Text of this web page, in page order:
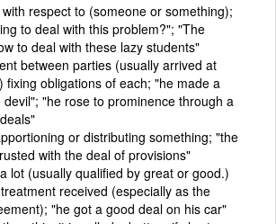
respect to (someone or something);
to deal with this problem?"; "The
to deal with these lazy students"
between parties (usually arrived at
fixing obligations of each; "he made a
"he rose to prominence through a
or distributing something; "the
with the deal of provisions"
lot (usually qualified by great or good.)
received (especially as the
"he got a good deal on his car"